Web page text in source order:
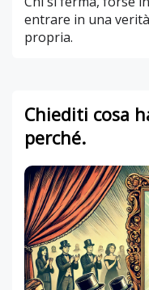
entrare in una
propria.
Chiediti cosa
perché.